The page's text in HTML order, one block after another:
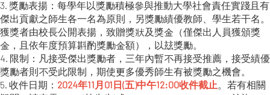
3. 獎勵表揚：每學年以獎勵積極參與推動大學社會責任實踐且有
傑出貢獻之師生各一名為原則，另獎勵績優教師、學生若干名。
獲獎者由校長公開表揚，致贈獎狀及獎金（僅傑出人員獲頒獎
金，且依年度預算斟酌獎勵金額），以玆獎勵。
4. 限制：凡接受傑出獎勵者，三年內暫不再接受推薦，接受績優
獎勵者則不受此限制，期使更多優秀師生有被獎勵之機會。
5. 收件日期： 2024年11月01日(五)中午12:00收件截止。若有相關